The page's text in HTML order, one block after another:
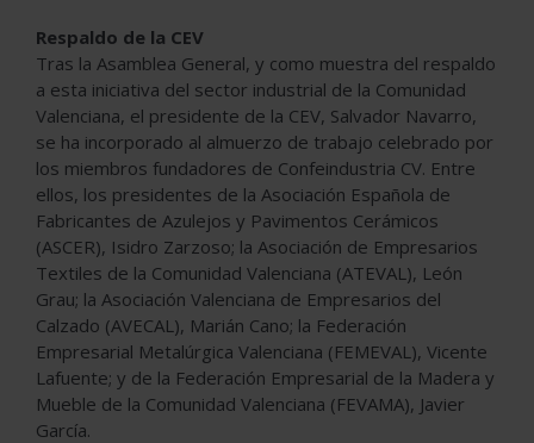
Respaldo de la CEV
Tras la Asamblea General, y como muestra del respaldo
a esta iniciativa del sector industrial de la Comunidad
Valenciana, el presidente de la CEV, Salvador Navarro,
se ha incorporado al almuerzo de trabajo celebrado por
los miembros fundadores de Confeindustria CV. Entre
ellos, los presidentes de la Asociación Española de
Fabricantes de Azulejos y Pavimentos Cerámicos
(ASCER), Isidro Zarzoso; la Asociación de Empresarios
Textiles de la Comunidad Valenciana (ATEVAL), León
Grau; la Asociación Valenciana de Empresarios del
Calzado (AVECAL), Marián Cano; la Federación
Empresarial Metalúrgica Valenciana (FEMEVAL), Vicente
Lafuente; y de la Federación Empresarial de la Madera y
Mueble de la Comunidad Valenciana (FEVAMA), Javier
García.